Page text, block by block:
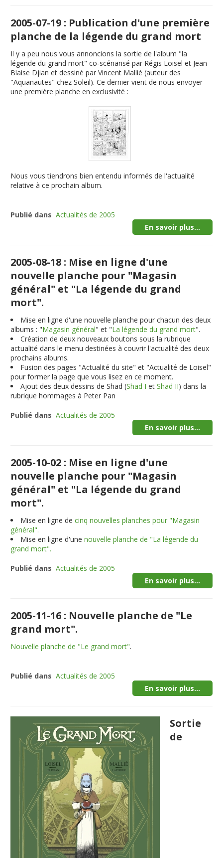
2005-07-19 : Publication d'une première
planche de la légende du grand mort
Il y a peu nous vous annoncions la sortie de l'album "la
légende du grand mort" co-scénarisé par Régis Loisel et Jean
Blaise Djian et dessiné par Vincent Mallié (auteur des
"Aquanautes" chez Soleil). Ce dernier vient de nous envoyer
une première planche en exclusivité :
Nous vous tiendrons bien entendu informés de l'actualité
relative à ce prochain album.
Publié dans Actualités de 2005
En savoir plus...
2005-08-18 : Mise en ligne d'une
nouvelle planche pour "Magasin
général" et "La légende du grand
mort".
Mise en ligne d'une nouvelle planche pour chacun des deux
albums : "Magasin général" et "La légende du grand mort".
Création de deux nouveaux boutons sous la rubrique
actualité dans le menu destinées à couvrir l'actualité des deux
prochains albums.
Fusion des pages "Actualité du site" et "Actualité de Loisel"
pour former la page que vous lisez en ce moment.
Ajout des deux dessins de Shad (Shad I etShad II) dans la
rubrique hommages à Peter Pan
Publié dans Actualités de 2005
En savoir plus...
2005-10-02 : Mise en ligne d'une
nouvelle planche pour "Magasin
général" et "La légende du grand
mort".
Mise en ligne decinq nouvelles planches pour "Magasin
général".
Mise en ligne d'unenouvelle planche de "La légende du
grand mort".
Publié dans Actualités de 2005
En savoir plus...
2005-11-16 : Nouvelle planche de "Le
grand mort".
Nouvelle planche de "Le grand mort".
Publié dans Actualités de 2005
En savoir plus...
Sortie
de